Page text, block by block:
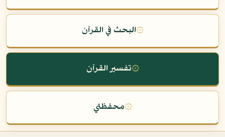
۞البحث في القرآن
۞تفسير القرآن
۞محفظتي